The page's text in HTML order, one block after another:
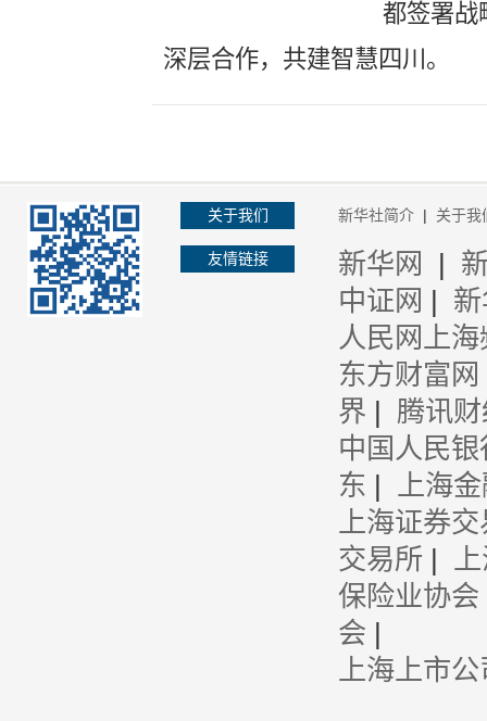
都签署战
深层合作，共建智慧四川。
关于我们
友情链接
新华社简介 | 关于我
新华网 |
中证网 |
人民网上
东方财富网
界 | 腾讯
中国人民银
东 | 上海
上海证券交
交易所 |
保险业协会
会 |
上海上市